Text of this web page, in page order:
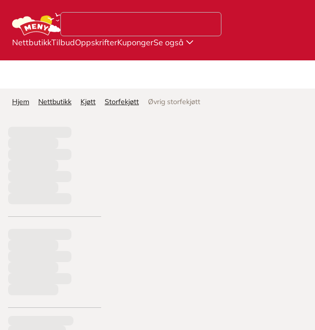
NettbutikkTilbudOppskrifterKupongerSe også
Hjem Nettbutikk Kjøtt Storfekjøtt Øvrig storfekjøtt